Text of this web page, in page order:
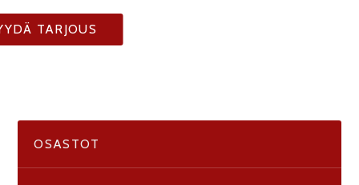
TARJOUS
OSASTOT